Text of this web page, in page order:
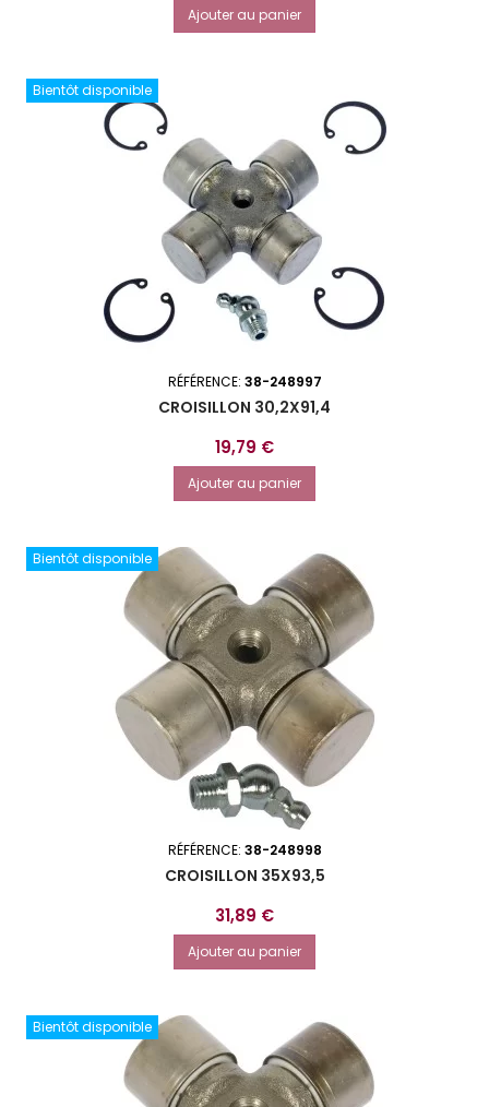
Ajouter au panier
Bientôt disponible
RÉFÉRENCE: 38-248997
CROISILLON 30,2X91,4
Prix
19,79 €
Ajouter au panier
Bientôt disponible
RÉFÉRENCE: 38-248998
CROISILLON 35X93,5
Prix
31,89 €
Ajouter au panier
Bientôt disponible